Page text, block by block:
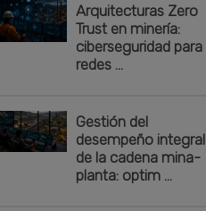
Arquitecturas Zero
Trust en minería:
ciberseguridad para
redes ...
Gestión del
desempeño integral
de la cadena mina-
planta: optim ...